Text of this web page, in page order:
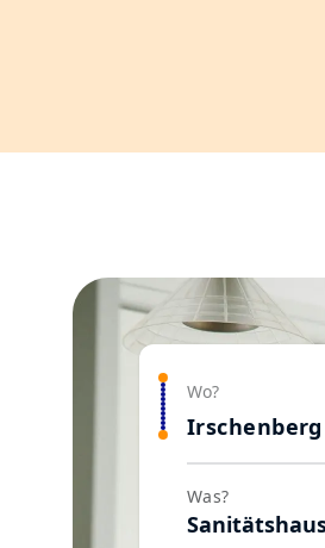
Wo?
Irschenberg
Was?